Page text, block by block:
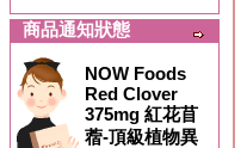
商品通知狀態
NOW Foods
Red Clover
375mg 紅花苜
蓿-頂級植物異